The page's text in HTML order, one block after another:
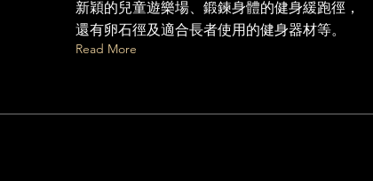
新穎的兒童遊樂場、鍛鍊身體的健身緩跑徑，
還有卵石徑及適合長者使用的健身器材等。
Read More